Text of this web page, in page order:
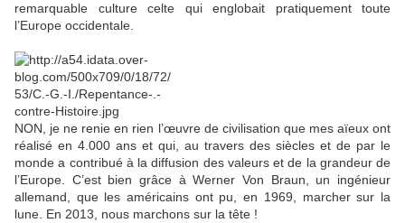
remarquable culture celte qui englobait pratiquement toute
l’Europe occidentale.
NON, je ne renie en rien l’œuvre de civilisation que mes aïeux ont
réalisé en 4.000 ans et qui, au travers des siècles et de par le
monde a contribué à la diffusion des valeurs et de la grandeur de
l’Europe. C’est bien grâce à Werner Von Braun, un ingénieur
allemand, que les américains ont pu, en 1969, marcher sur la
lune. En 2013, nous marchons sur la tête !